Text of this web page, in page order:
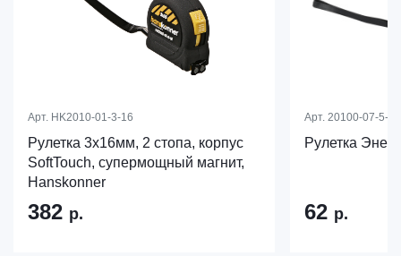
Арт. HK2010-01-3-16
Рулетка 3x16мм, 2 стопа, корпус
SoftTouch, супермощный магнит,
Hanskonner
382 р.
Арт. 20100-07-5-19
Рулетка
62 р.